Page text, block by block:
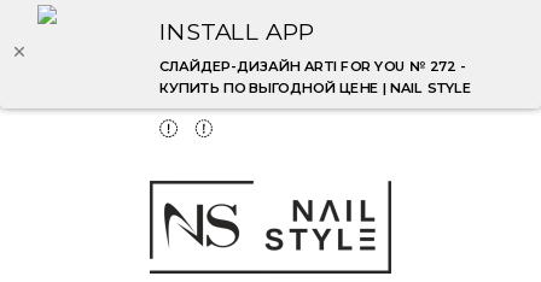
INSTALL APP
СЛАЙДЕР-ДИЗАЙН ARTI FOR YOU № 272 -
КУПИТЬ ПО ВЫГОДНОЙ ЦЕНЕ | NAIL STYLE